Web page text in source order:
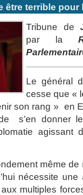
être terrible pour
Tribune de
par la
Le général
cesse que «
son rang » en
de s’en donner
agissant
même
nécessite
multiples